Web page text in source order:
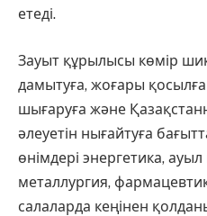
етеді.
Зауыт құрылысы көмір
дамытуға, жоғары
шығаруға және
әлеуетін нығайтуға
өнімдері энергетика,
металлургия,
салаларда кеңінен